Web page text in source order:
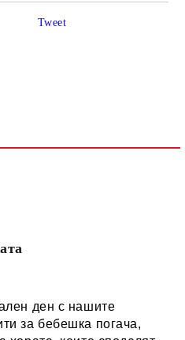
Tweet
ден с нашите
за бебешка погача,